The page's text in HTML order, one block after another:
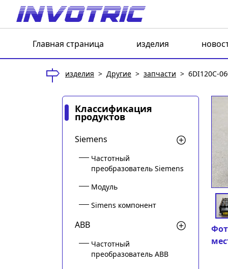
Главная страница изделия
изделия > Другие > запчасти > 6DI120C-
Классификация
продуктов
Siemens
Частотный
преобразователь Siemens
Модуль
Simens компонент
ABB
Частотный
преобразователь ABB